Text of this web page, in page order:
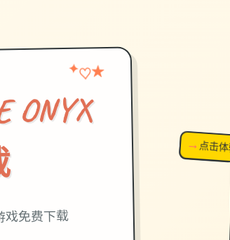
✦ ♡
★
戏免费下载
↗超棒！
→点击